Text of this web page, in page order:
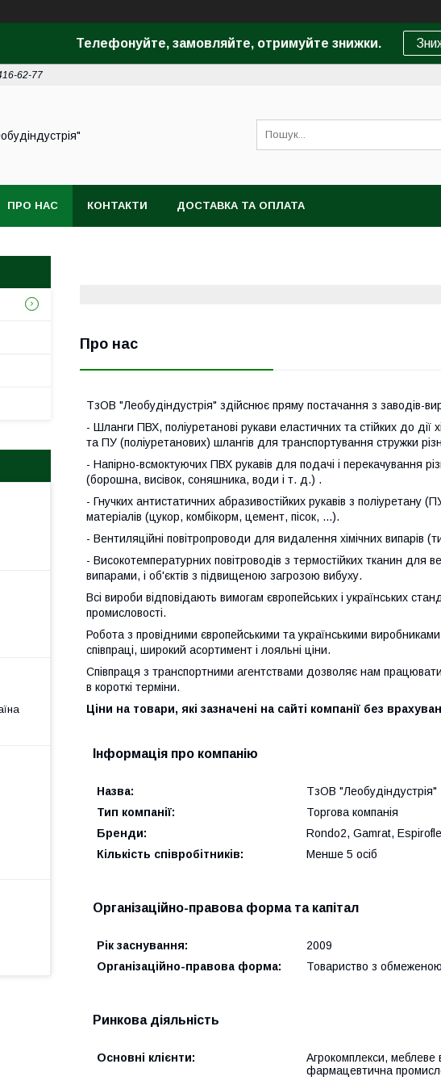
Телефонуйте, замовляйте, отримуйте знижки.
62-77
ПРО НАС КОНТАКТИ ДОСТАВКА ТА ОПЛАТА
Про нас
ТзОВ "Леобудіндустрія" здійснює пряму постачання з заводів-
- Шланги ПВХ, поліуретанові рукави еластичних та стійких до
та ПУ (поліуретанових) шлангів для транспортування стружки
- Напірно-всмоктуючих ПВХ рукавів для подачі і перекачування
(борошна, висівок, соняшника, води і т. д.) .
- Гнучких антистатичних абразивостійких рукавів з
матеріалів (цукор, комбікорм, цемент, пісок, ...).
- Вентиляційні повітропроводи для видалення хімічних випарів
- Високотемпературних повітроводів з термостійких тканин для
випарами, і об'єктів з підвищеною загрозою вибуху.
Всі вироби відповідають вимогам європейських і українських
промисловості.
Робота з провідними європейськими та українськими
співпраці, широкий асортимент і лояльні ціни.
Співпраця з транспортними агентствами дозволяє нам
в короткі терміни.
Ціни на товари, які зазначені на сайті компанії без
Інформація про компанію
Назва:
ТзОВ "Леобудіндустрія"
Тип компанії:
Торгова компанія
Бренди:
Rondo2, Gamrat,
Кількість співробітників:
Менше 5 осіб
Організаційно-правова форма та капітал
Рік заснування:
2009
Організаційно-правова форма:
Товариство з обмеженою
Ринкова діяльність
Основні клієнти:
Агрокомплекси, меблеве
фармацевтична